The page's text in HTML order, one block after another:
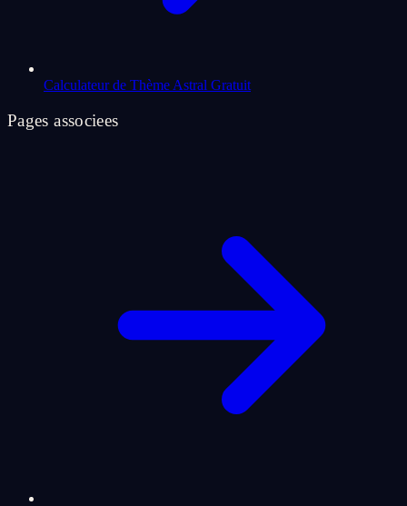
Calculateur de Thème Astral Gratuit
Pages associees